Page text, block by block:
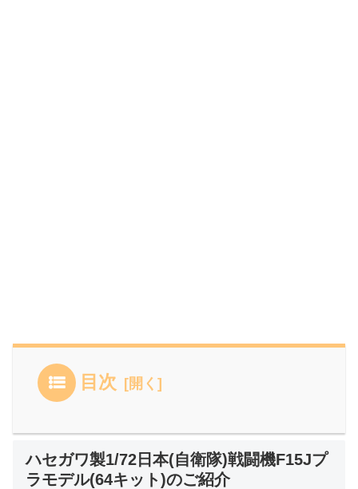
目次
ハセガワ製1/72日本(自衛隊)戦闘機F15Jプ
ラモデル(64キット)のご紹介